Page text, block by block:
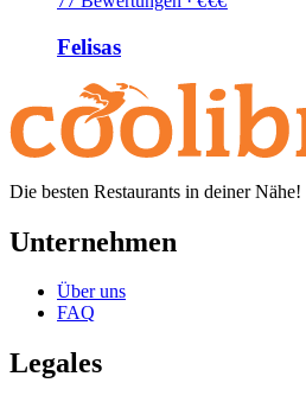
Felisas
Die besten Restaurants in deiner Nähe!
Unternehmen
Über uns
FAQ
Legales